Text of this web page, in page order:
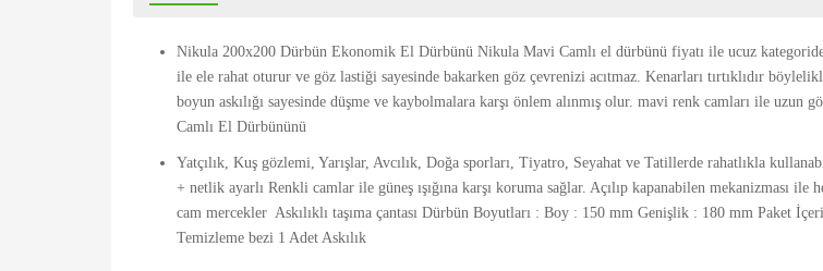
Nikula 200x200 Dürbün Ekonomik El Dürbünü Nikula Mavi Camlı el dürbünü fiyatı ile ucuz
ile ele rahat oturur ve göz lastiği sayesinde bakarken göz çevrenizi acıtmaz. Kenarları tırtıklıdır
boyun askılığı sayesinde düşme ve kaybolmalara karşı önlem alınmış olur. mavi renk camları ile uzun
Camlı El Dürbününü
Yatçılık, Kuş gözlemi, Yarışlar, Avcılık, Doğa sporları, Tiyatro, Seyahat ve Tatillerde rahatlıkla
+ netlik ayarlı Renkli camlar ile güneş ışığına karşı koruma sağlar. Açılıp kapanabilen mekanizması
cam mercekler Askılıklı taşıma çantası Dürbün Boyutları : Boy : 150 mm Genişlik : 180 mm Paket
Temizleme bezi 1 Adet Askılık